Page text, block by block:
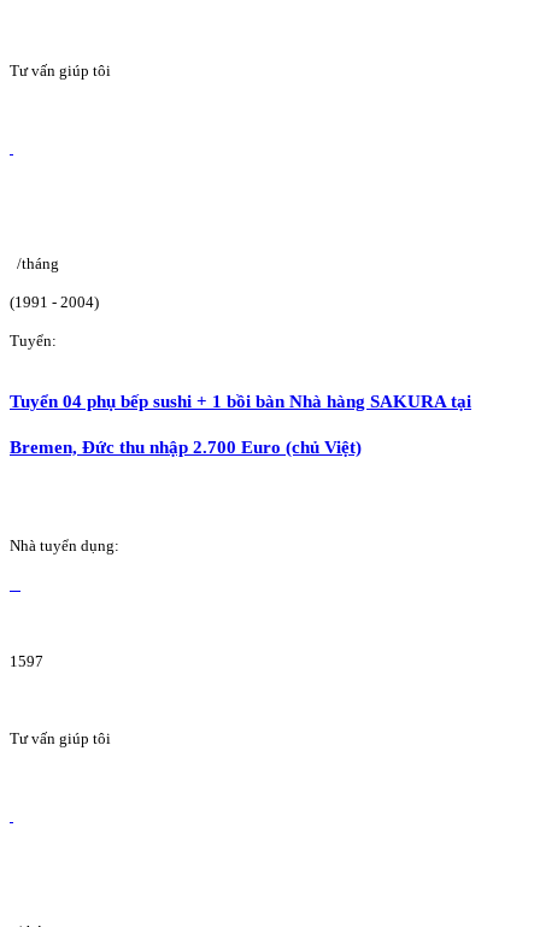
Tư vấn giúp tôi
/tháng
(1991 - 2004)
Tuyển:
Tuyển 04 phụ bếp sushi + 1 bồi bàn Nhà hàng SAKURA tại
Bremen, Đức thu nhập 2.700 Euro (chủ Việt)
Nhà tuyển dụng:
1597
Tư vấn giúp tôi